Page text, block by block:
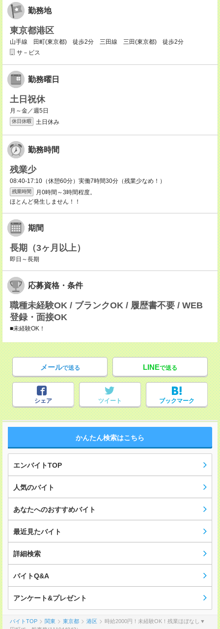
勤務地
東京都港区
山手線 田町(東京都) 徒歩2分 三田線 三田(東京都) 徒歩2分
サ－ビス
勤務曜日
土日祝休
月～金／週5日
休日休暇 土日休み
勤務時間
残業少
08:40-17:10（休憩60分）実働7時間30分（残業少なめ！）
残業時間
月0時間～3時間程度。
ほとんど発生しません！！
期間
長期（3ヶ月以上）
即日～長期
応募資格・条件
職種未経験OK / ブランクOK / 履歴書不要 / WEB
登録・面接OK
■未経験OK！
メールで送る LINEで送る
シェア ツイート ブックマーク
かんたん検索はこちら
エンバイトTOP
人気のバイト
あなたへのおすすめバイト
最近見たバイト
詳細検索
バイトQ&A
アンケート&プレゼント
バイトTOP 関東 東京都 港区
時給2000円！未経験OK！残業ほぼなし▼